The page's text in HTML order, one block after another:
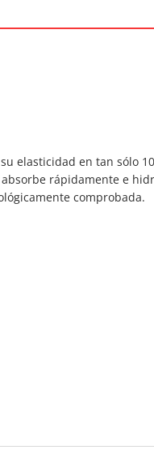
elasticidad en tan sólo
rápidamente e
comprobada.